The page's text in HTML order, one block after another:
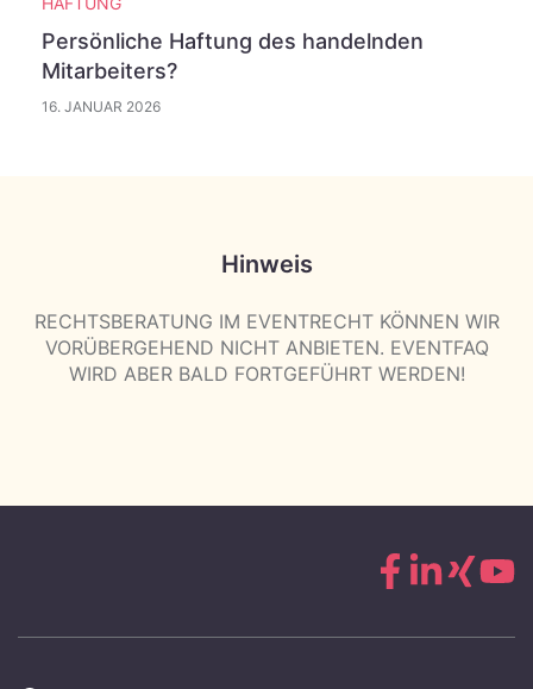
Persönliche Haftung des handelnden
Mitarbeiters?
16. JANUAR 2026
Hinweis
RECHTSBERATUNG IM EVENTRECHT KÖNNEN WIR
VORÜBERGEHEND NICHT ANBIETEN. EVENTFAQ
WIRD ABER BALD FORTGEFÜHRT WERDEN!